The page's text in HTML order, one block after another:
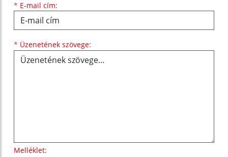
* E-mail cím:
* Üzenetének szövege:
Melléklet: